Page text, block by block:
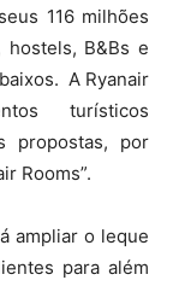
116 milhões
B&Bs e
A Ryanair
turísticos
propostas, por
Rooms”.
ampliar o leque
para além